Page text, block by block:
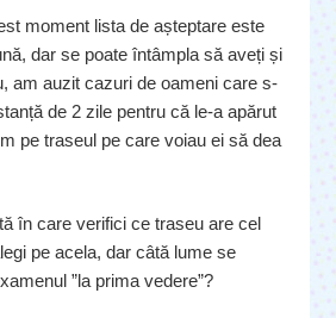
moment lista de așteptare este
dar se poate întâmpla să aveți și
am auzit cazuri de oameni care s-
de 2 zile pentru că le-a apărut
pe traseul pe care voiau ei să dea
în care verifici ce traseu are cel
pe acela, dar câtă lume se
”la prima vedere”?